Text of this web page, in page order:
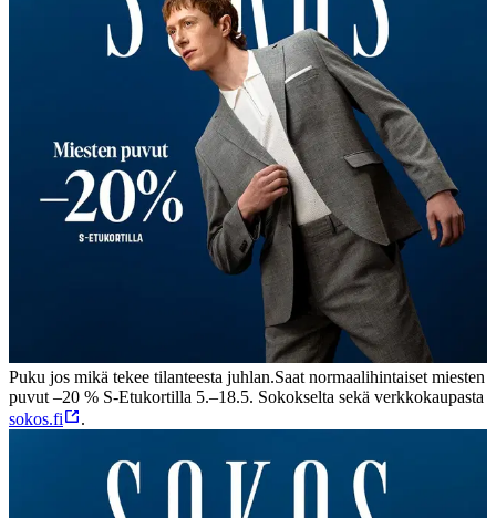
Puku jos mikä tekee tilanteesta juhlan.Saat normaalihintaiset miesten
puvut –20 % S-Etukortilla 5.–18.5. Sokokselta sekä verkkokaupasta
sokos.fi
.